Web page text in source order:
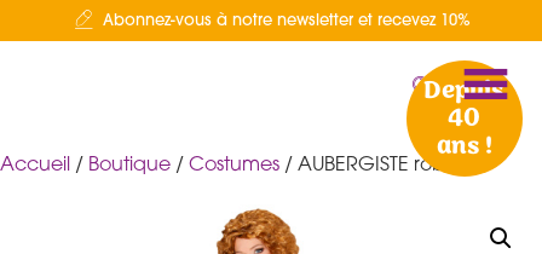
Abonnez-vous à notre newsletter et recevez 10%
Depuis
40
ans !
Accueil / Boutique / Costumes / AUBERGISTE robe